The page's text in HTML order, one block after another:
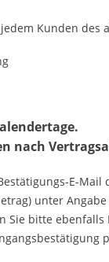
Kunden des
nach
E-Mail
unter
Sie bitte